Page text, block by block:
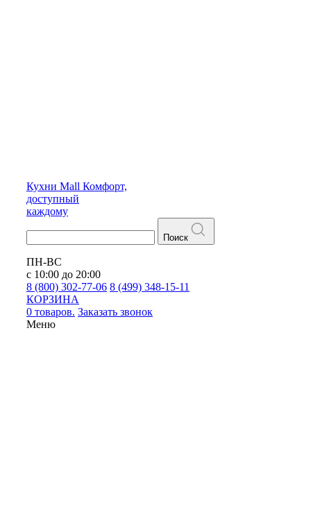
Кухни Mall Комфорт,
доступный
каждому
Поиск
ПН-ВС
с 10:00 до 20:00
8 (800) 302-77-06 8 (499) 348-15-11
КОРЗИНА
0 товаров. Заказать звонок
Меню